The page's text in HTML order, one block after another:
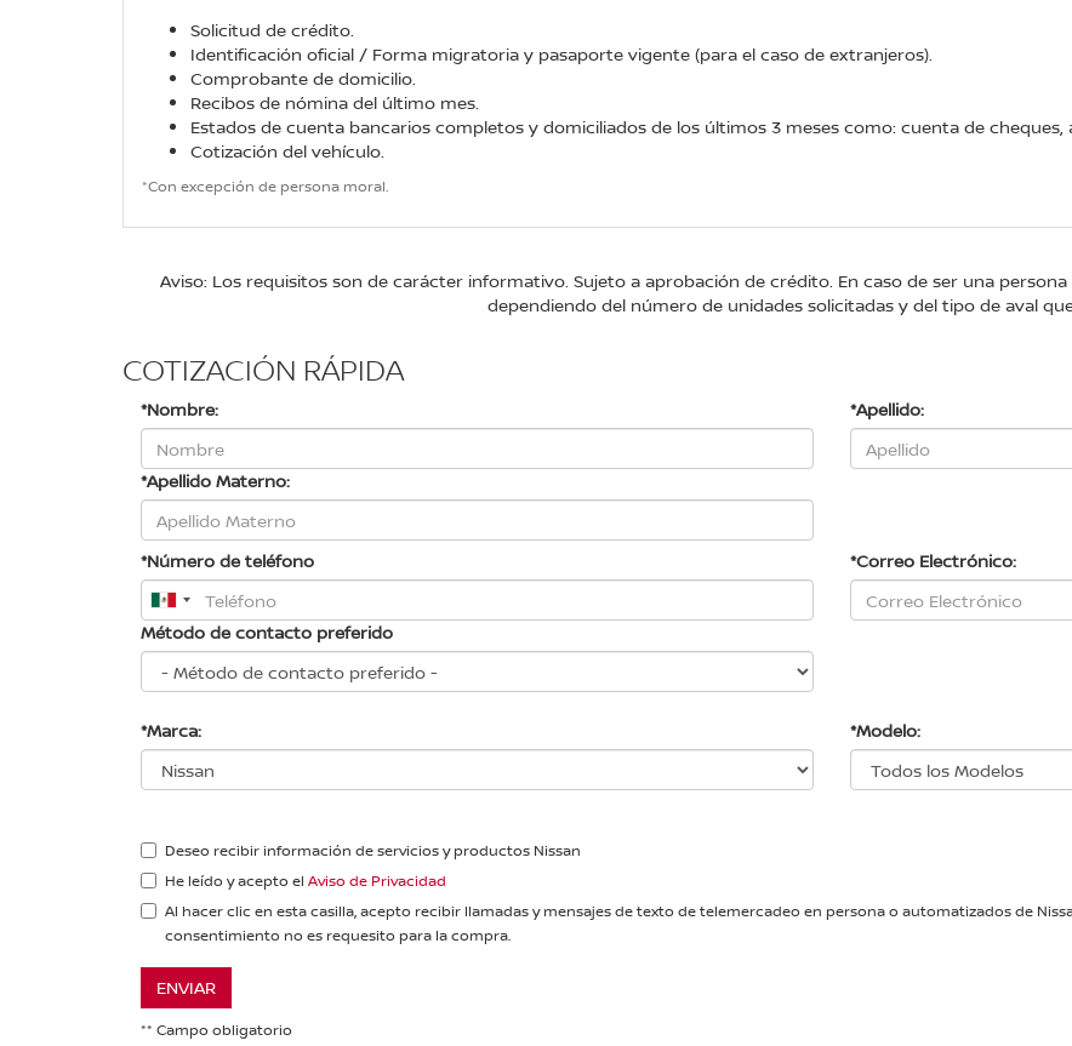
Solicitud de crédito.
Identificación oficial / Forma migratoria y pasaporte vigente (para el caso de extranjeros).
Comprobante de domicilio.
Recibos de nómina del último mes.
Estados de cuenta bancarios completos y domiciliados de los últimos 3 meses como: cuenta de
Cotización del vehículo.
*Con excepción de persona moral.
Aviso: Los requisitos son de carácter informativo. Sujeto a aprobación de crédito. En caso de ser una
dependiendo del número de unidades solicitadas y del tipo de aval
COTIZACIÓN RÁPIDA
*Nombre: *Apellido:
*Apellido Materno:
*Número de teléfono *Correo Electrónico:
Método de contacto preferido
*Marca: *Modelo:
Deseo recibir información de servicios y productos Nissan
He leído y acepto el Aviso de Privacidad
Al hacer clic en esta casilla, acepto recibir llamadas y mensajes de texto de telemercadeo en persona o automatizados de
consentimiento no es requesito para la compra.
ENVIAR
** Campo obligatorio